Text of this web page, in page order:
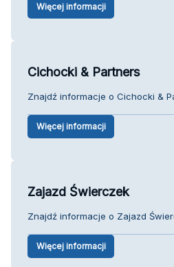
Więcej informacji
Cichocki & Partners
Znajdź informacje o Cichocki &
Więcej informacji
Zajazd Świerczek
Znajdź informacje o Zajazd
Więcej informacji